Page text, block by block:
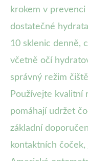
krokem v
dostatečné
10 sklenic denně,
včetně očí
správný režim
Používejte kvalitní
pomáhají udržet
základní
kontaktních